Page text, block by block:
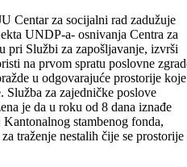
2011.godinu u ukupnoj
Centar za socijalni rad zadužuje
UNDP-a- osnivanja Centra za
Službi za zapošljavanje, izvrši
na prvom spratu poslovne
u odgovarajuće prostorije koje
Služba za zajedničke poslove
je da u roku od 8 dana iznađe